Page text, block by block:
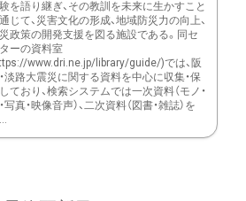
を語り継ぎ、その教訓を未来に生かすこと
じて、災害文化の形成、地域防災力の向上、
政策の開発支援を図る施設である。同セ
ーの資料室
www.dri.ne.jp/library/guide/)では、阪
淡路大震災に関する資料を中心に収集・保
ており、検索システムでは一次資料（モノ・
写真・映像音声）、二次資料（図書・雑誌）を